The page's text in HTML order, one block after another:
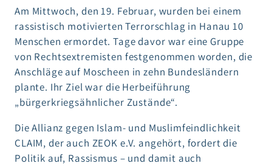
Am Mittwoch, den 19. Februar, wurden bei einem
rassistisch motivierten Terrorschlag in Hanau 10
Menschen ermordet. Tage davor war eine Gruppe
von Rechtsextremisten festgenommen worden, die
Anschläge auf Moscheen in zehn Bundesländern
plante. Ihr Ziel war die Herbeiführung
„bürgerkriegsähnlicher Zustände“.
Die Allianz gegen Islam- und Muslimfeindlichkeit
CLAIM, der auch ZEOK e.V. angehört, fordert die
Politik auf, Rassismus – und damit auch